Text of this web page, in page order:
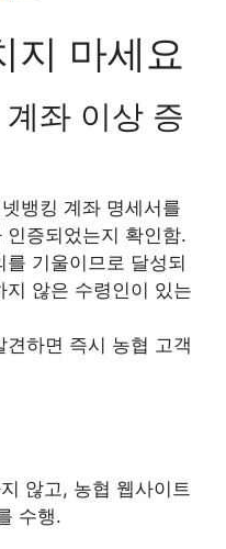
지 마세요
좌 이상 증
뱅킹 계좌 명세서를
증되었는지 확인함.
기울이므로 달성되
않은 수령인이 있는
하면 즉시 농협 고객
않고, 농협 웹사이트
수행.